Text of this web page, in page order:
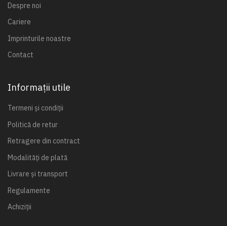
Despre noi
Cariere
Imprinturile noastre
Contact
Informații utile
Termeni și condiții
Politică de retur
Retragere din contract
Modalități de plată
Livrare și transport
Regulamente
Achiziții